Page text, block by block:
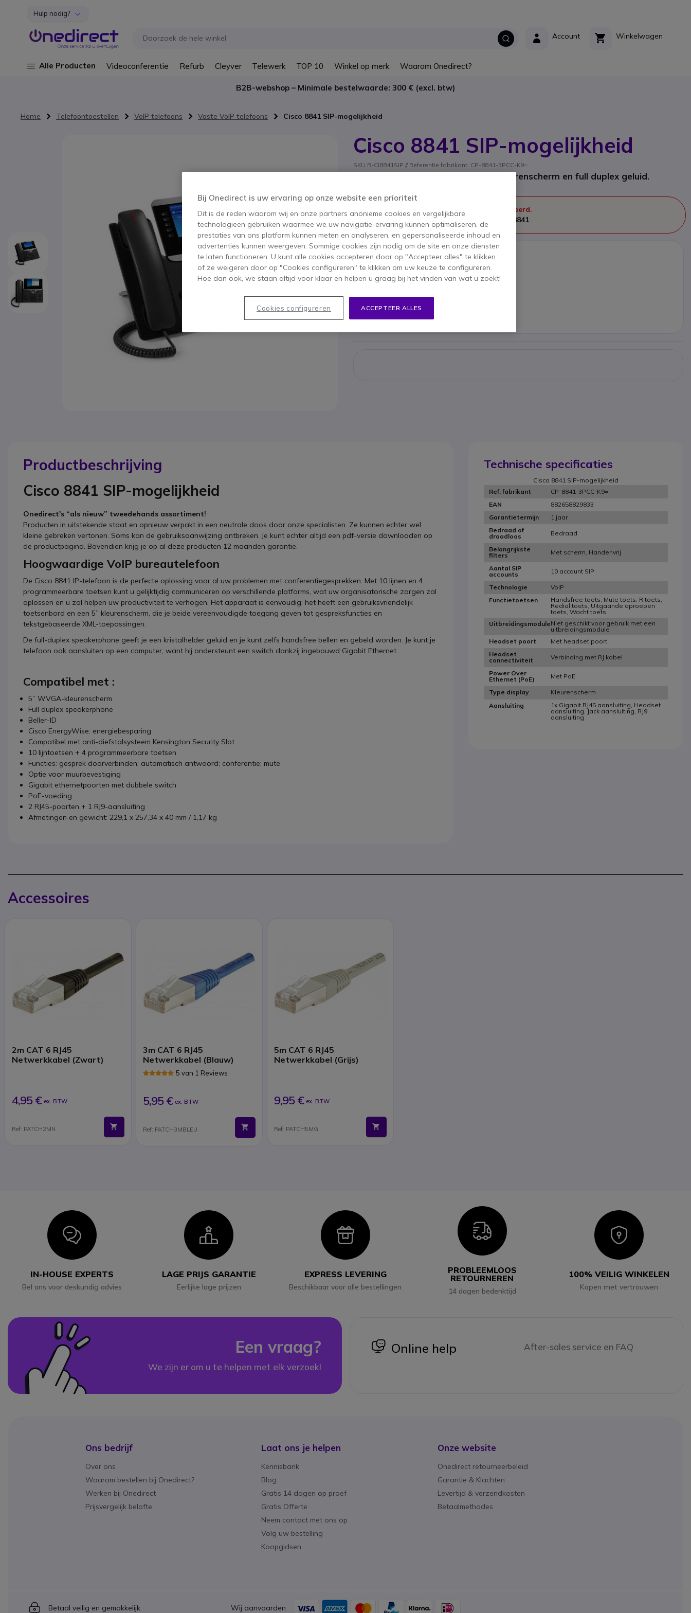
Ga naar de inhoud
Hulp nodig?
Winkelwagen
Account
Alle Producten Videoconferentie Refurb Cleyver Telewerk TOP 10 Winkel op merk Waarom Onedirect?
B2B-webshop – Minimale bestelwaarde: 300 € (excl. btw)
Home Telefoontoestellen VoIP telefoons Vaste VoIP telefoons Cisco 8841 SIP-mogelijkheid
Cisco 8841 SIP-mogelijkheid
SKU R-CI8841SIP // Referentie fabrikant: CP-8841-3PCC-K9=
10-lijns IP bureautelefoon met 5” kleurenscherm en full duplex geluid.
Dit product wordt niet meer geproduceerd.
Dit product is vervangen door
Cisco CP-8841
Cisco CP-8841
436,95 €
263,95 €
Productbeschrijving
Cisco 8841 SIP-mogelijkheid
Onedirect's “als nieuw” tweedehands assortiment!
Producten in uitstekende staat en opnieuw verpakt in een neutrale doos door onze specialisten. Ze kunnen echter wel
kleine gebreken vertonen. Soms kan de gebruiksaanwijzing ontbreken. Je kunt echter altijd een pdf-versie downloaden op
de productpagina. Bovendien krijg je op al deze producten 12 maanden garantie.
Hoogwaardige VoIP bureautelefoon
De Cisco 8841 IP-telefoon is de perfecte oplossing voor al uw problemen met conferentiegesprekken. Met 10 lijnen en 4
programmeerbare toetsen kunt u gelijktijdig communiceren op verschillende platforms, wat uw organisatorische zorgen zal
oplossen en u zal helpen uw productiviteit te verhogen. Het apparaat is eenvoudig: het heeft een gebruiksvriendelijk
toetsenbord en een 5” kleurenscherm, die je beide vereenvoudigde toegang geven tot gespreksfuncties en
tekstgebaseerde XML-toepassingen.
De full-duplex speakerphone geeft je een kristalhelder geluid en je kunt zelfs handsfree bellen en gebeld worden. Je kunt je
telefoon ook aansluiten op een computer, want hij ondersteunt een switch dankzij ingebouwd Gigabit Ethernet.
Compatibel met :
5” WVGA-kleurenscherm
Full duplex speakerphone
Beller-ID
Cisco EnergyWise: energiebesparing
Compatibel met anti-diefstalsysteem Kensington Security Slot
10 lijntoetsen + 4 programmeerbare toetsen
Functies: gesprek doorverbinden; automatisch antwoord; conferentie; mute
Optie voor muurbevestiging
Gigabit ethernetpoorten met dubbele switch
PoE-voeding
2 RJ45-poorten + 1 RJ9-aansluiting
Afmetingen en gewicht: 229,1 x 257,34 x 40 mm / 1,17 kg
Technische specificaties
Cisco 8841 SIP-mogelijkheid
Ref. fabrikant
CP-8841-3PCC-K9=
EAN
882658829833
Garantietermijn
1 jaar
Bedraad of
draadloos
Bedraad
Belangrijkste
filters
Met scherm, Handenvrij
Aantal SIP
accounts
10 account SIP
Technologie
VoIP
Functietoetsen
Handsfree toets, Mute toets, R toets,
Redial toets, Uitgaande oproepen
toets, Wacht toets
UitbreidingsmoduleNiet geschikt voor gebruik met een
uitbreidingsmodule
Headset poort
Met headset poort
Headset
connectiviteit
Verbinding met RJ kabel
Power Over
Ethernet (PoE)
Met PoE
Type display
Kleurenscherm
Aansluiting
1x Gigabit RJ45 aansluiting, Headset
aansluiting, Jack aansluiting, RJ9
aansluiting
Accessoires
2m CAT 6 RJ45
Netwerkkabel (Zwart)
4,95 € ex. BTW
Ref: PATCH2MN
3m CAT 6 RJ45
Netwerkkabel (Blauw)
5 van 1 Reviews
5,95 € ex. BTW
Ref: PATCH3MBLEU
5m CAT 6 RJ45
Netwerkkabel (Grijs)
9,95 € ex. BTW
Ref: PATCH5MG
Icon
IN-HOUSE EXPERTS
Bel ons voor deskundig advies
Icon
LAGE PRIJS GARANTIE
Eerlijke lage prijzen
Icon
EXPRESS LEVERING
Beschikbaar voor alle bestellingen
Icon
PROBLEEMLOOS
RETOURNEREN
14 dagen bedenktijd
Icon
100% VEILIG WINKELEN
Kopen met vertrouwen
Een vraag?
We zijn er om u te helpen met elk verzoek!
icon
Online help After-sales service en FAQ
Ons bedrijf
Over ons
Waarom bestellen bij Onedirect?
Werken bij Onedirect
Prijsvergelijk belofte
Laat ons je helpen
Kennisbank
Blog
Gratis 14 dagen op proef
Gratis Offerte
Neem contact met ons op
Volg uw bestelling
Koopgidsen
Onze website
Onedirect retourneerbeleid
Garantie & Klachten
Levertijd & verzendkosten
Betaalmethodes
Icon
Betaal veilig en gemakkelijk Wij aanvaarden
Bij Onedirect is uw ervaring op onze website een prioriteit
Dit is de reden waarom wij en onze partners anonieme cookies en vergelijkbare
technologieën gebruiken waarmee we uw navigatie-ervaring kunnen optimaliseren, de
prestaties van ons platform kunnen meten en analyseren, en gepersonaliseerde inhoud en
advertenties kunnen weergeven. Sommige cookies zijn nodig om de site en onze diensten
te laten functioneren. U kunt alle cookies accepteren door op "Accepteer alles" te klikken
of ze weigeren door op "Cookies configureren" te klikken om uw keuze te configureren.
Hoe dan ook, we staan altijd voor klaar en helpen u graag bij het vinden van wat u zoekt!
ACCEPTEER ALLES
Cookies configureren